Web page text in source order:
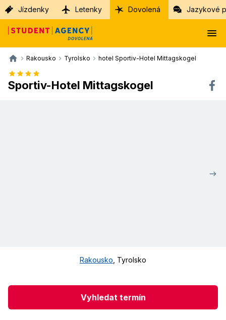
Jízdenky Letenky Dovolená Jazykové
Rakousko Tyrolsko hotel Sportiv-Hotel Mittagskogel
Sportiv-Hotel Mittagskogel
Rakousko Tyrolsko
Vyhledat termín